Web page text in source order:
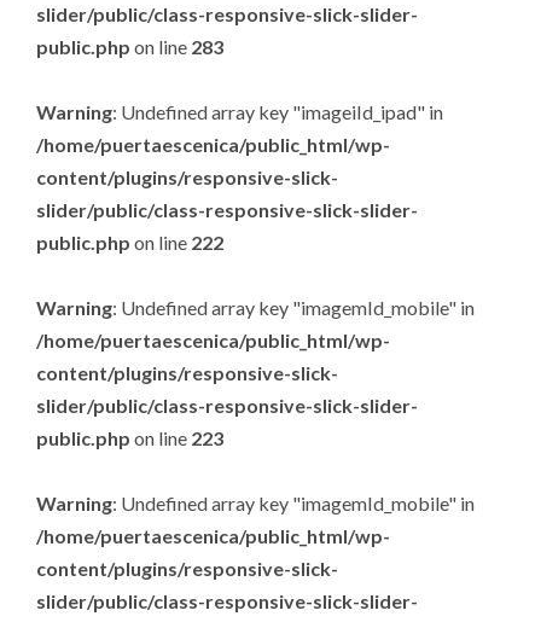
slider/public/class-responsive-slick-slider-
public.php on line 283
Warning: Undefined array key "imageiId_ipad" in
/home/puertaescenica/public_html/wp-
content/plugins/responsive-slick-
slider/public/class-responsive-slick-slider-
public.php on line 222
Warning: Undefined array key "imagemId_mobile" in
/home/puertaescenica/public_html/wp-
content/plugins/responsive-slick-
slider/public/class-responsive-slick-slider-
public.php on line 223
Warning: Undefined array key "imagemId_mobile" in
/home/puertaescenica/public_html/wp-
content/plugins/responsive-slick-
slider/public/class-responsive-slick-slider-